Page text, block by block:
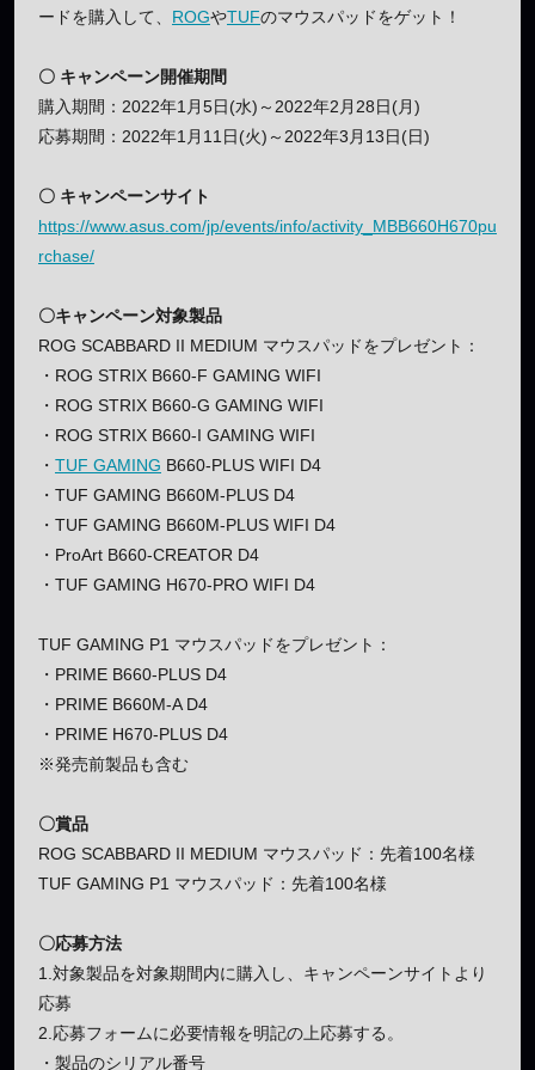
ードを購入して、 ROGやTUFのマウスパッドをゲット！
〇 キャンペーン開催期間
購入期間：2022年1月5日(水)～2022年2月28日(月)
応募期間：2022年1月11日(火)～2022年3月13日(日)
〇 キャンペーンサイト
https://www.asus.com/jp/events/info/activity_MBB660H670pu
rchase/
〇キャンペーン対象製品
ROG SCABBARD II MEDIUM マウスパッドをプレゼント：
・ROG STRIX B660-F GAMING WIFI
・ROG STRIX B660-G GAMING WIFI
・ROG STRIX B660-I GAMING WIFI
・ TUF GAMING B660-PLUS WIFI D4
・TUF GAMING B660M-PLUS D4
・TUF GAMING B660M-PLUS WIFI D4
・ProArt B660-CREATOR D4
・TUF GAMING H670-PRO WIFI D4
TUF GAMING P1 マウスパッドをプレゼント：
・PRIME B660-PLUS D4
・PRIME B660M-A D4
・PRIME H670-PLUS D4
※発売前製品も含む
〇賞品
ROG SCABBARD II MEDIUM マウスパッド：先着100名様
TUF GAMING P1 マウスパッド：先着100名様
〇応募方法
1.対象製品を対象期間内に購入し、キャンペーンサイトより
応募
2.応募フォームに必要情報を明記の上応募する。
・製品のシリアル番号